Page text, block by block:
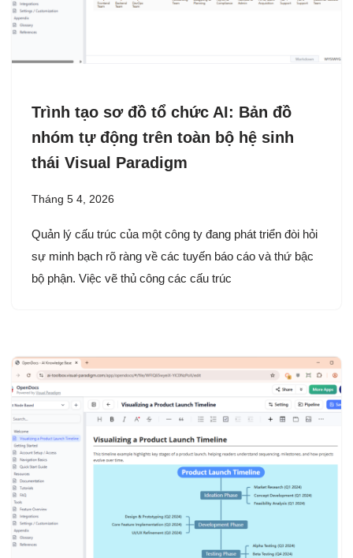
Trình tạo sơ đồ tổ chức AI: Bản đồ
nhóm tự động trên toàn bộ hệ sinh
thái Visual Paradigm
Tháng 5 4, 2026
Quản lý cấu trúc của một công ty đang phát triển đòi hỏi
sự minh bạch rõ ràng về các tuyến báo cáo và thứ bậc
bộ phận. Việc vẽ thủ công các cấu trúc